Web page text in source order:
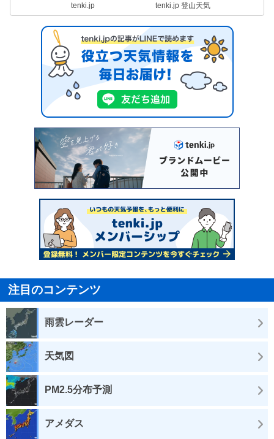
tenki.jp tenki.jp 登山天気
注目のコンテンツ
雨雲レーダー
天気図
PM2.5分布予測
アメダス